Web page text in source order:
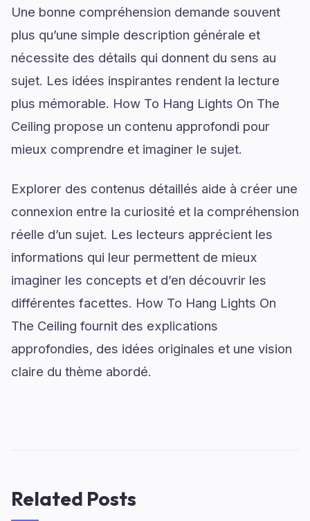
Une bonne compréhension demande souvent
plus qu’une simple description générale et
nécessite des détails qui donnent du sens au
sujet. Les idées inspirantes rendent la lecture
plus mémorable. How To Hang Lights On The
Ceiling propose un contenu approfondi pour
mieux comprendre et imaginer le sujet.
Explorer des contenus détaillés aide à créer une
connexion entre la curiosité et la compréhension
réelle d’un sujet. Les lecteurs apprécient les
informations qui leur permettent de mieux
imaginer les concepts et d’en découvrir les
différentes facettes. How To Hang Lights On
The Ceiling fournit des explications
approfondies, des idées originales et une vision
claire du thème abordé.
Related Posts